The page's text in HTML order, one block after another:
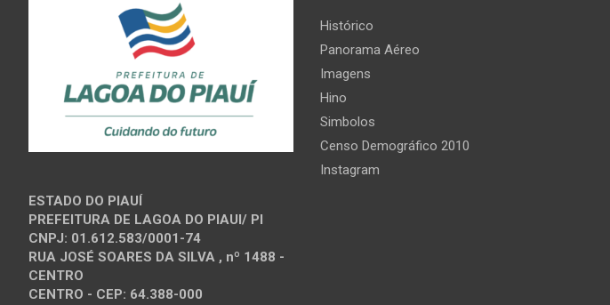
ESTADO DO PIAUÍ
PREFEITURA DE LAGOA DO PIAUI/ PI
CNPJ: 01.612.583/0001-74
RUA JOSÉ SOARES DA SILVA , nº 1488 -
CENTRO
CENTRO - CEP: 64.388-000
Histórico
Panorama Aéreo
Imagens
Hino
Simbolos
Censo Demográfico 2010
Instagram